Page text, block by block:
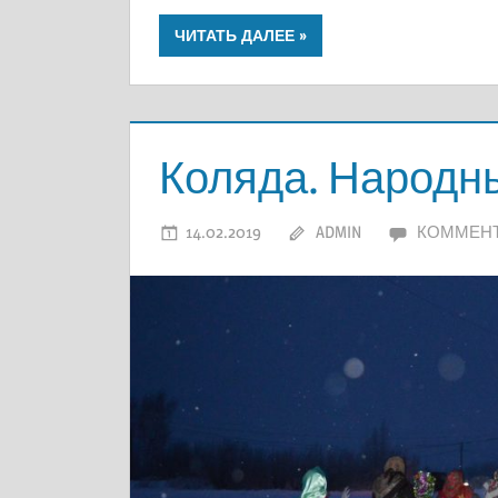
ЧИТАТЬ ДАЛЕЕ
Коляда.
14.02.2019 ADMIN